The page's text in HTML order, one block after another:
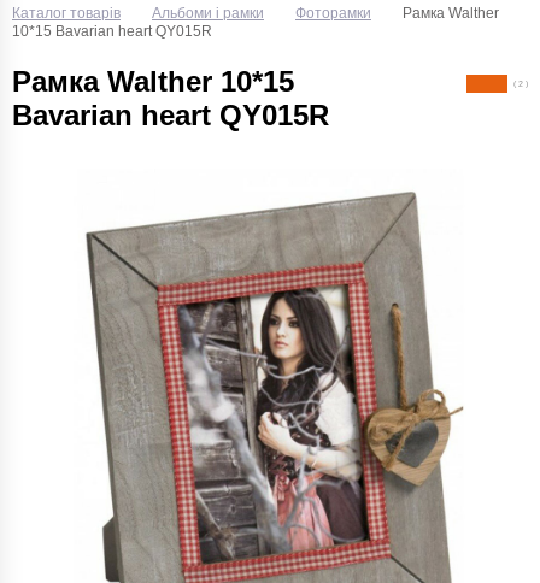
Каталог товарів Альбоми і рамки Фоторамки
Рамка Walther
10*15 Bavarian heart QY015R
Рамка Walther 10*15
Bavarian heart QY015R
( 2 )